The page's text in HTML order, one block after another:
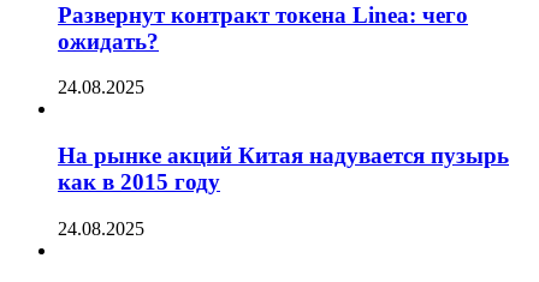
Развернут контракт токена Linea: чего
ожидать?
24.08.2025
На рынке акций Китая надувается пузырь
как в 2015 году
24.08.2025